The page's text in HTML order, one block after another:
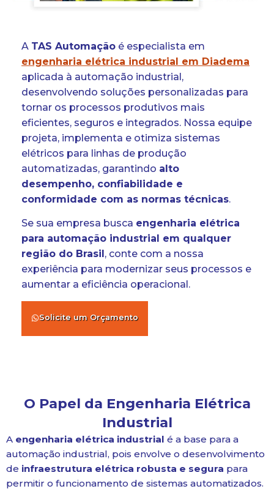
A TAS Automação é especialista em
engenharia elétrica industrial em Diadema
aplicada à automação industrial,
desenvolvendo soluções personalizadas para
tornar os processos produtivos mais
eficientes, seguros e integrados. Nossa equipe
projeta, implementa e otimiza sistemas
elétricos para linhas de produção
automatizadas, garantindo alto
desempenho, confiabilidade e
conformidade com as normas técnicas.
Se sua empresa busca engenharia elétrica
para automação industrial em qualquer
região do Brasil , conte com a nossa
experiência para modernizar seus processos e
aumentar a eficiência operacional.
Solicite um Orçamento
O Papel da Engenharia Elétrica
Industrial
A engenharia elétrica industrial é a base para a
automação industrial, pois envolve o desenvolvimento
de infraestrutura elétrica robusta e segura para
permitir o funcionamento de sistemas automatizados.